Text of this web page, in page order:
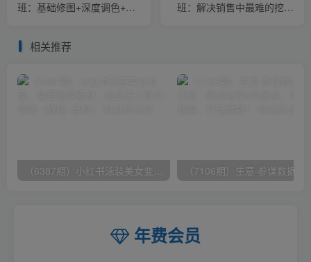
班：基础修图+深度调色+人
班：解决销售中最难的挖需
相关推荐
（6387期）小红书泳装美女变现，免费提供素材，收益无上限可矩阵（教程+素材）
年费会员